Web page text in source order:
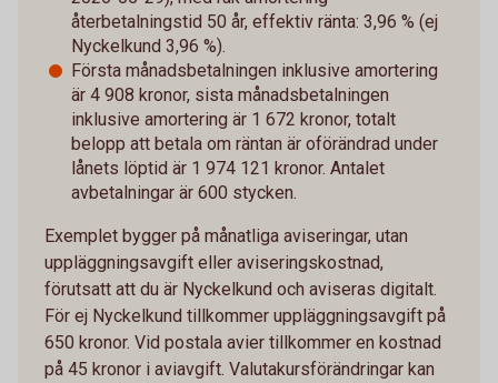
återbetalningstid 50 år, effektiv ränta: 3,96 % (ej
Nyckelkund 3,96 %).
Första månadsbetalningen inklusive amortering
är 4 908 kronor, sista månadsbetalningen
inklusive amortering är 1 672 kronor, totalt
belopp att betala om räntan är oförändrad under
lånets löptid är 1 974 121 kronor. Antalet
avbetalningar är 600 stycken.
Exemplet bygger på månatliga aviseringar, utan
uppläggningsavgift eller aviseringskostnad,
förutsatt att du är Nyckelkund och aviseras digitalt.
För ej Nyckelkund tillkommer uppläggningsavgift på
650 kronor. Vid postala avier tillkommer en kostnad
på 45 kronor i aviavgift. Valutakursförändringar kan